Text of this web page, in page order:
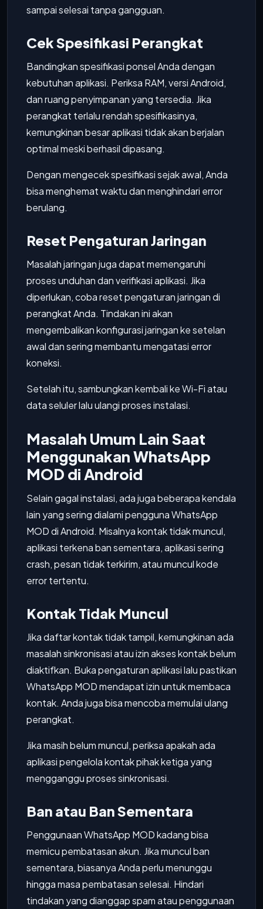
sampai selesai tanpa gangguan.
Cek Spesifikasi Perangkat
Bandingkan spesifikasi ponsel Anda dengan
kebutuhan aplikasi. Periksa RAM, versi Android,
dan ruang penyimpanan yang tersedia. Jika
perangkat terlalu rendah spesifikasinya,
kemungkinan besar aplikasi tidak akan berjalan
optimal meski berhasil dipasang.
Dengan mengecek spesifikasi sejak awal, Anda
bisa menghemat waktu dan menghindari error
berulang.
Reset Pengaturan Jaringan
Masalah jaringan juga dapat memengaruhi
proses unduhan dan verifikasi aplikasi. Jika
diperlukan, coba reset pengaturan jaringan di
perangkat Anda. Tindakan ini akan
mengembalikan konfigurasi jaringan ke setelan
awal dan sering membantu mengatasi error
koneksi.
Setelah itu, sambungkan kembali ke Wi-Fi atau
data seluler lalu ulangi proses instalasi.
Masalah Umum Lain Saat
Menggunakan WhatsApp
MOD di Android
Selain gagal instalasi, ada juga beberapa kendala
lain yang sering dialami pengguna WhatsApp
MOD di Android. Misalnya kontak tidak muncul,
aplikasi terkena ban sementara, aplikasi sering
crash, pesan tidak terkirim, atau muncul kode
error tertentu.
Kontak Tidak Muncul
Jika daftar kontak tidak tampil, kemungkinan ada
masalah sinkronisasi atau izin akses kontak belum
diaktifkan. Buka pengaturan aplikasi lalu pastikan
WhatsApp MOD mendapat izin untuk membaca
kontak. Anda juga bisa mencoba memulai ulang
perangkat.
Jika masih belum muncul, periksa apakah ada
aplikasi pengelola kontak pihak ketiga yang
mengganggu proses sinkronisasi.
Ban atau Ban Sementara
Penggunaan WhatsApp MOD kadang bisa
memicu pembatasan akun. Jika muncul ban
sementara, biasanya Anda perlu menunggu
hingga masa pembatasan selesai. Hindari
tindakan yang dianggap spam atau penggunaan